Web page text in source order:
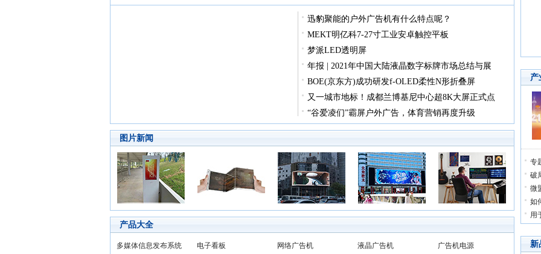
迅豹聚能的户外广告机有什么特点呢？
MEKT明亿科7-27寸工业安卓触控平板
梦派LED透明屏
年报 | 2021年中国大陆液晶数字标牌市场总结与展
BOE(京东方)成功研发f-OLED柔性N形折叠屏
又一城市地标！成都兰博基尼中心超8K大屏正式点
“谷爱凌们”霸屏户外广告，体育营销再度升级
图片新闻
产品大全
多媒体信息发布系统 电子看板 网络广告机 液晶广告机
广告机电源
产
专
破
微
如
用
新